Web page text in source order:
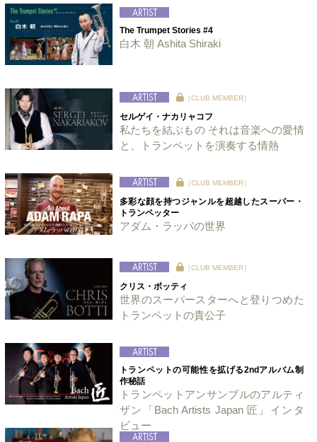
The Trumpet Stories #4
白木 朝 Ashita Shiraki
［CLUB MEMBER］
セルゲイ・ナカリャコフ
私たちを結ぶもの それは音楽への愛情
と、トランペットを演奏する情熱
［CLUB MEMBER］
多彩な顔を持つジャンルを超越したスーパー・
トランペッター
アダム・ラッパの世界
［CLUB MEMBER］
クリス・ボッティ
世界のスーパースターへと登りつめた
トランペットの貴公子
トランペットの可能性を拡げる2ndアルバム制
作秘話
トランペットアンサンブルのアルティ
ザン「Bach Artists Japan 匠」インタ
ビュー